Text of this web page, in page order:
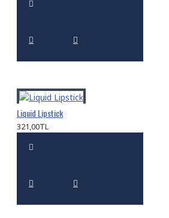
Liquid Lipstick
321,00TL